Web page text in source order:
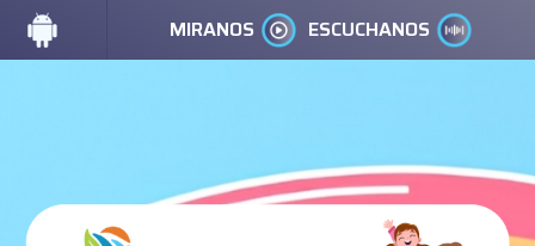
MIRANOS ESCUCHANOS